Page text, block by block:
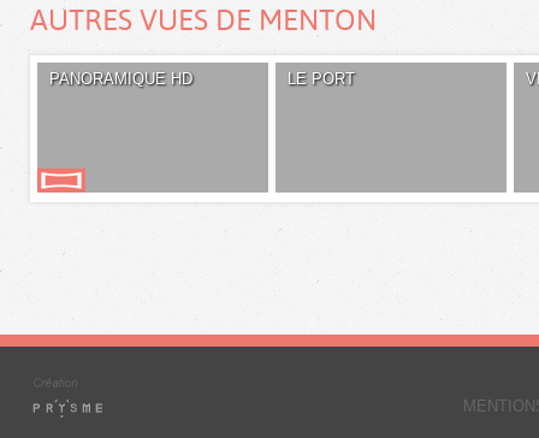
AUTRES VUES DE MENTON
PANORAMIQUE HD LE PORT